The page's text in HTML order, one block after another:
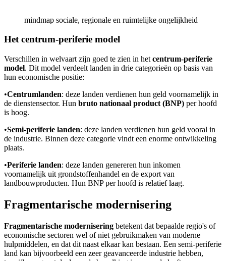
mindmap sociale, regionale en ruimtelijke ongelijkheid
Het centrum-periferie model
Verschillen in welvaart zijn goed te zien in het centrum-periferie
model. Dit model verdeelt landen in drie categorieën op basis van
hun economische positie:
•Centrumlanden: deze landen verdienen hun geld voornamelijk in
de dienstensector. Hun bruto nationaal product (BNP) per hoofd
is hoog.
•Semi-periferie landen: deze landen verdienen hun geld vooral in
de industrie. Binnen deze categorie vindt een enorme ontwikkeling
plaats.
•Periferie landen: deze landen genereren hun inkomen
voornamelijk uit grondstoffenhandel en de export van
landbouwproducten. Hun BNP per hoofd is relatief laag.
Fragmentarische modernisering
Fragmentarische modernisering betekent dat bepaalde regio's of
economische sectoren wel of niet gebruikmaken van moderne
hulpmiddelen, en dat dit naast elkaar kan bestaan. Een semi-periferie
land kan bijvoorbeeld een zeer geavanceerde industrie hebben,